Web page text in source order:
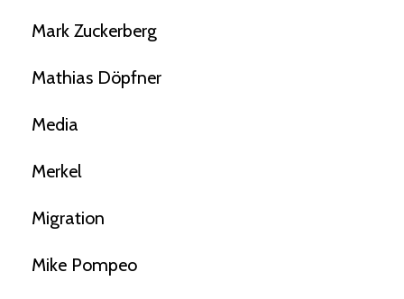
Mark Zuckerberg
Mathias Döpfner
Media
Merkel
Migration
Mike Pompeo